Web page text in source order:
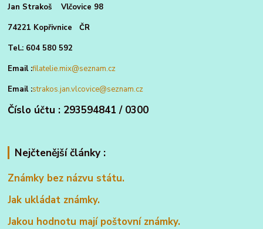
Jan Strakoš Vlčovice 98
74221 Kopřivnice ČR
Tel.: 604 580 592
Email :filatelie.mix@seznam.cz
Email :strakos.jan.vlcovice@seznam.cz
Číslo účtu : 293594841 / 0300
Nejčtenější články :
Známky bez názvu státu.
Jak ukládat známky.
Jakou hodnotu mají poštovní známky.